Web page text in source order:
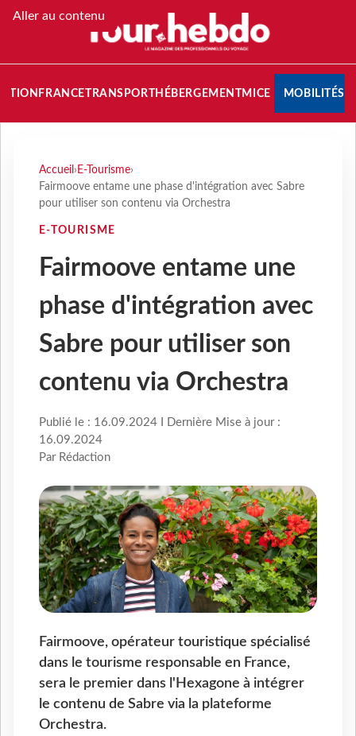
Aller au contenu
FRANCETRANSPORT HÉBERGEMENTMICE MOBILITÉS
Accueil › E-Tourisme›
Fairmoove entame une phase d'intégration avec Sabre
pour utiliser son contenu via Orchestra
E-TOURISME
Fairmoove entame une
phase d'intégration avec
Sabre pour utiliser son
contenu via Orchestra
Publié le : 16.09.2024 I Dernière Mise à jour :
16.09.2024
Par Rédaction
Fairmoove, opérateur touristique spécialisé
dans le tourisme responsable en France,
sera le premier dans l'Hexagone à intégrer
le contenu de Sabre via la plateforme
Orchestra.